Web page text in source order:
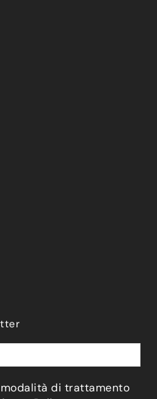
di trattamento